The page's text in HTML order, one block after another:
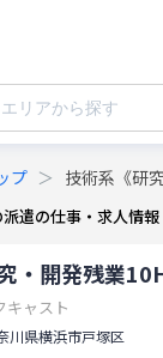
プ 技術系《研
遣の仕事・求人情報
・開発残業
キャスト
川県横浜市戸塚区